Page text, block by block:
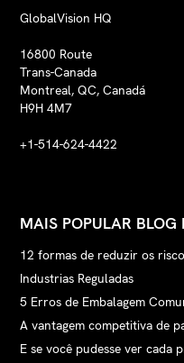
GlobalVision HQ
16800 Route
Trans-Canada
Montreal, QC, Canadá
H9H 4M7
+1-514-624-4422
MAIS POPULAR BLOG
12 formas de reduzir os
Industrias Reguladas
5 Erros de Embalagem
A vantagem competitiva de
E se você pudesse ver cada